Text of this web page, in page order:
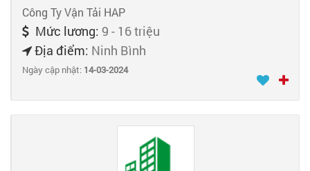
Công Ty Vận Tải HAP
Mức lương: 9 - 16 triệu
Địa điểm: Ninh Bình
Ngày cập nhật: 14-03-2024